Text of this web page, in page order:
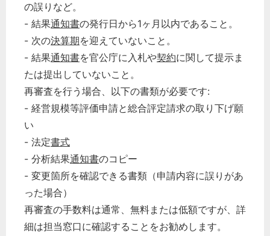
の誤りなど。
- 結果通知書の発行日から1ヶ月以内であること。
- 次の決算期を迎えていないこと。
- 結果通知書を官公庁に入札や契約に関して提示ま
たは提出していないこと。
再審査を行う場合、以下の書類が必要です:
- 経営規模等評価申請と総合評定請求の取り下げ願
い
- 法定書式
- 分析結果通知書のコピー
- 変更箇所を確認できる書類（申請内容に誤りがあ
った場合）
再審査の手数料は通常、無料または低額ですが、詳
細は担当窓口に確認することをお勧めします。